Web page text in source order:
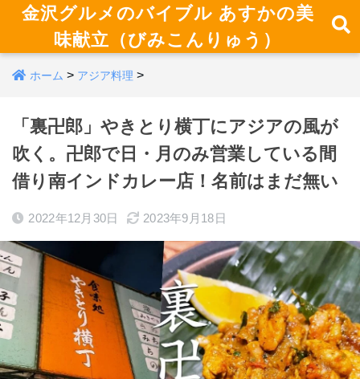
金沢グルメのバイブル あすかの美
味献立（びみこんりゅう）
ホーム > アジア料理 >
「裏卍郎」やきとり横丁にアジアの風が
吹く。卍郎で日・月のみ営業している間
借り南インドカレー店！名前はまだ無い
2022年12月30日 2023年9月18日